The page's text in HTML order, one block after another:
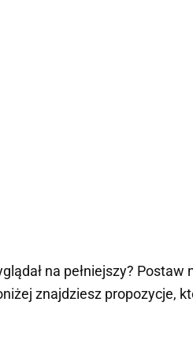
na pełniejszy? Postaw
znajdziesz propozycje,